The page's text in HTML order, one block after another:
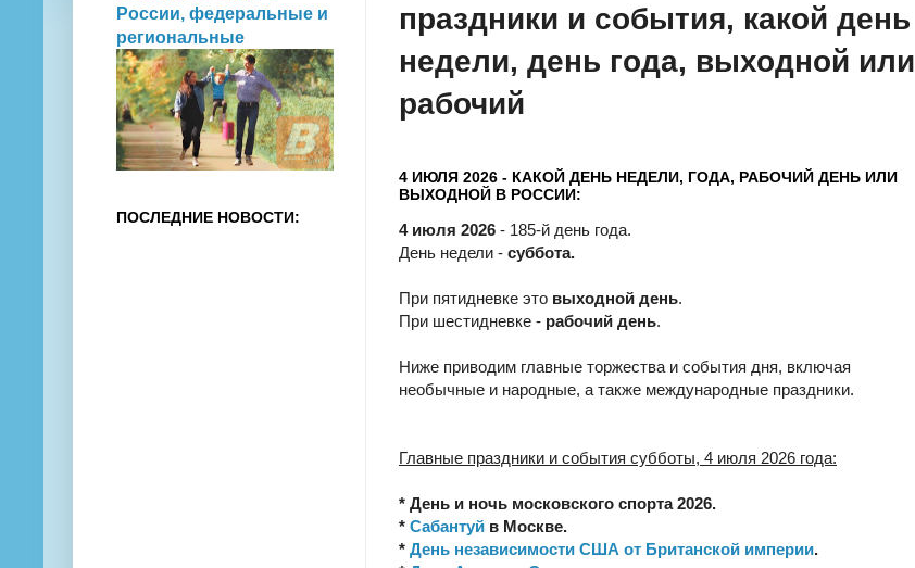
праздники и события, какой день
недели, день года, выходной или
рабочий
4 ИЮЛЯ 2026 - КАКОЙ ДЕНЬ НЕДЕЛИ, ГОДА, РАБОЧИЙ ДЕНЬ ИЛИ
ВЫХОДНОЙ В РОССИИ:
4 июля 2026 - 185-й день года.
День недели - суббота.
При пятидневке это выходной день.
При шестидневке - рабочий день.
Ниже приводим главные торжества и события дня, включая
необычные и народные, а также международные праздники.
Главные праздники и события субботы, 4 июля 2026 года:
* День и ночь московского спорта 2026.
* Сабантуй в Москве.
* День независимости США от Британской империи.
России, федеральные и
региональные
ПОСЛЕДНИЕ НОВОСТИ: